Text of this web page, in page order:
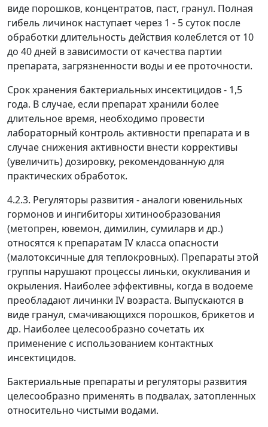
виде порошков, концентратов, паст, гранул. Полная
гибель личинок наступает через 1 - 5 суток после
обработки длительность действия колеблется от 10
до 40 дней в зависимости от качества партии
препарата, загрязненности воды и ее проточности.
Срок хранения бактериальных инсектицидов - 1,5
года. В случае, если препарат хранили более
длительное время, необходимо провести
лабораторный контроль активности препарата и в
случае снижения активности внести коррективы
(увеличить) дозировку, рекомендованную для
практических обработок.
4.2.3. Регуляторы развития - аналоги ювенильных
гормонов и ингибиторы хитинообразования
(метопрен, ювемон, димилин, сумиларв и др.)
относятся к препаратам IV класса опасности
(малотоксичные для теплокровных). Препараты этой
группы нарушают процессы линьки, окукливания и
окрыления. Наиболее эффективны, когда в водоеме
преобладают личинки IV возраста. Выпускаются в
виде гранул, смачивающихся порошков, брикетов и
др. Наиболее целесообразно сочетать их
применение с использованием контактных
инсектицидов.
Бактериальные препараты и регуляторы развития
целесообразно применять в подвалах, затопленных
относительно чистыми водами.